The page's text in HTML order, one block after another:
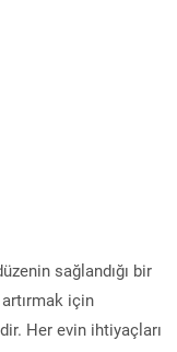
sağlandığı bir
artırmak için
Her evin ihtiyaçları